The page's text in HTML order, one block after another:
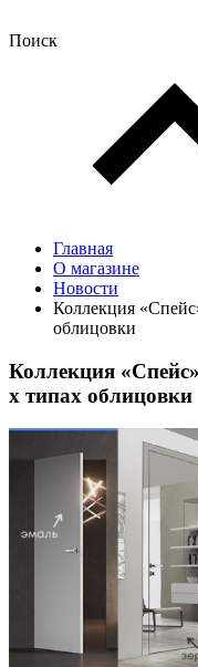
Поиск
Главная
О магазине
Новости
Коллекция
облицовки
Коллекция
х типах облицовки